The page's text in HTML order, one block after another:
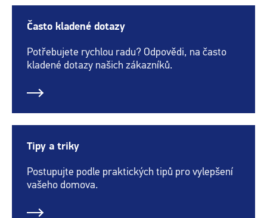
Často kladené dotazy
Potřebujete rychlou radu? Odpovědi, na často
kladené dotazy našich zákazníků.
Tipy a triky
Postupujte podle praktických tipů pro vylepšení
vašeho domova.